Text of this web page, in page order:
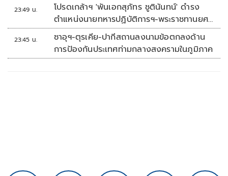
23:49 น.
โปรดเกล้าฯ 'พันเอกสุภัทร ชูตินันทน์' ดำรง
ตำแหน่งนายทหารปฏิบัติการฯ-พระราชทานยศ
'พลตรี'
23:45 น.
ซาอุฯ-ตุรเคีย-ปากีสถานลงนามข้อตกลงด้าน
การป้องกันประเทศท่ามกลางสงครามในภูมิภาค